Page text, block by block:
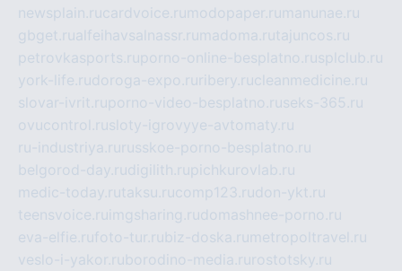
newsplain.rucardvoice.ru modopaper.ru manunae.ru
gbget.rualfeihavsalnassr.ru madoma.rutajuncos.ru
petrovkasports.ruporno-online-besplatno.rusplclub.ru
york-life.rudoroga-expo.ru ribery.rucleanmedicine.ru
slovar-ivrit.ruporno-video-besplatno.ruseks-365.ru
ovucontrol.rusloty-igrovyye-avtomaty.ru
ru-industriya.ru russkoe-porno-besplatno.ru
belgorod-day.rudigilith.rupichkurovlab.ru
medic-today.rutaksu.rucomp123.rudon-ykt.ru
teensvoice.ru imgsharing.rudomashnee-porno.ru
eva-elfie.rufoto-tur.rubiz-doska.ru metropoltravel.ru
veslo-i-yakor.ruborodino-media.ru rostotsky.ru